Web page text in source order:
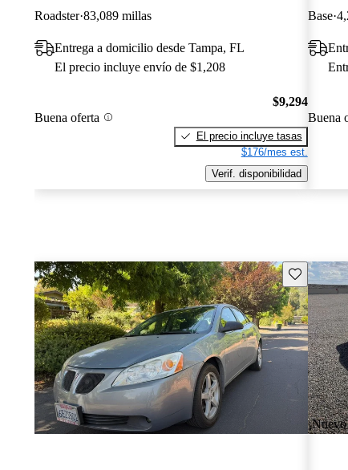
Roadster 83,089 millas
Entrega a domicilio desde Tampa, FL
El precio incluye envío de $1,208
Buena oferta
$9,294
El precio incluye tasas
$176/mes est.
Verif. disponibilidad
Base
Buena
Guarda este